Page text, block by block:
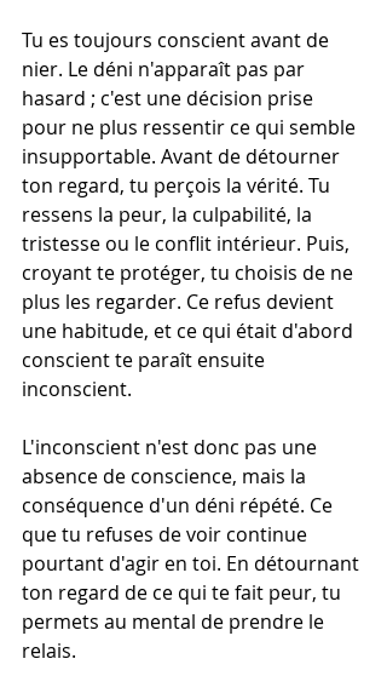
Tu es toujours conscient avant de
nier. Le déni n'apparaît pas par
hasard ; c'est une décision prise
pour ne plus ressentir ce qui semble
insupportable. Avant de détourner
ton regard, tu perçois la vérité. Tu
ressens la peur, la culpabilité, la
tristesse ou le conflit intérieur. Puis,
croyant te protéger, tu choisis de ne
plus les regarder. Ce refus devient
une habitude, et ce qui était d'abord
conscient te paraît ensuite
inconscient.
L'inconscient n'est donc pas une
absence de conscience, mais la
conséquence d'un déni répété. Ce
que tu refuses de voir continue
pourtant d'agir en toi. En détournant
ton regard de ce qui te fait peur, tu
permets au mental de prendre le
relais.